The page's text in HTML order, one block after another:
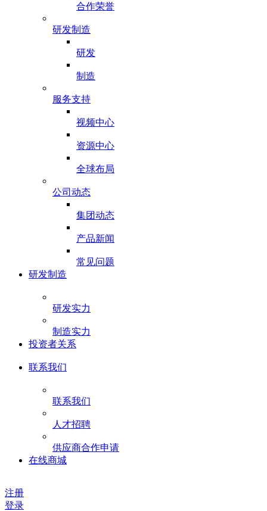
合作荣誉
研发制造
研发
制造
服务支持
视频中心
资源中心
全球布局
公司动态
集团动态
产品新闻
常见问题
研发制造
研发实力
制造实力
投资者关系
联系我们
联系我们
人才招聘
供应商合作申请
在线商城
注册
登录